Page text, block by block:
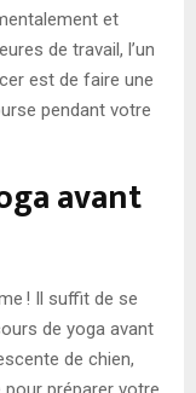
et
de travail, l’un
est de faire une
pendant votre
avant
! Il suffit de se
de yoga avant
de chien,